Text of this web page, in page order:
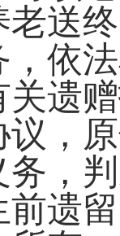
老送
，依
关遗
议，
务，
前遗